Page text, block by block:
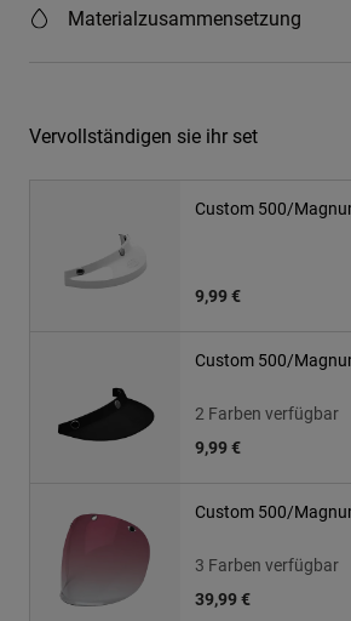
Materialzusammensetzung
Vervollständigen sie ihr set
Custom 500/
9,99 €
Custom 500/
2 Farben verfügbar
9,99 €
Custom 500/
3 Farben verfügbar
39,99 €